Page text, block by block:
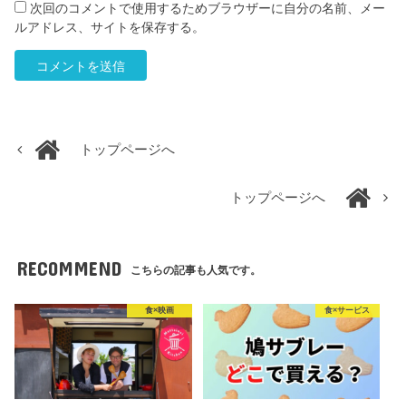
次回のコメントで使用するためブラウザーに自分の名前、メー
ルアドレス、サイトを保存する。
トップページへ
トップページへ
RECOMMEND こちらの記事も人気です。
食×映画 食×サービス